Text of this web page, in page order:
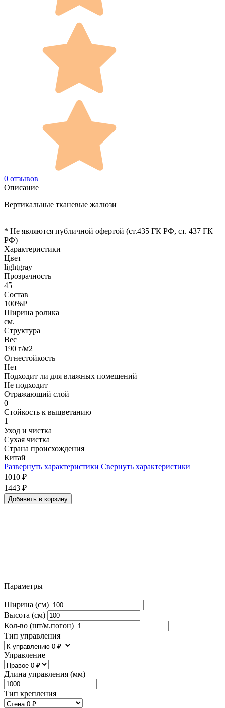
0 отзывов
Описание
Вертикальные тканевые жалюзи
* Не являются публичной офертой (ст.435 ГК РФ, cт. 437 ГК
РФ)
Характеристики
Цвет
lightgray
Прозрачность
45
Состав
100%P
Ширина ролика
см.
Структура
Вес
190 г/м2
Огнестойкость
Нет
Подходит ли для влажных помещений
Не подходит
Отражающий слой
0
Стойкость к выцветанию
1
Уход и чистка
Сухая чистка
Страна происхождения
Китай
Развернуть характеристики Свернуть характеристики
1010 ₽
1443 ₽
Добавить в корзину
Параметры
Ширина (см)
Высота (см)
Кол-во (шт/м.погон)
Тип управления
Управление
Длина управления (мм)
Тип крепления